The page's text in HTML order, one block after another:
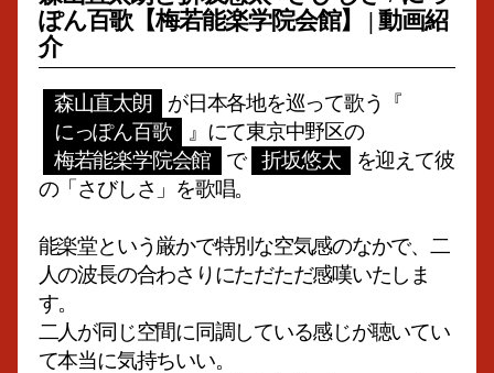
ぽん百歌【梅若能楽学院会館】 | 動画紹
介
森山直太朗
が日本各地を巡って歌う『
にっぽん百歌
』にて東京中野区の
梅若能楽学院会館
で 折坂悠太
を迎えて彼
の「さびしさ」を歌唱。
能楽堂という厳かで特別な空気感のなかで、二
人の波長の合わさりにただただ感嘆いたしま
す。
二人が同じ空間に同調している感じが聴いてい
て本当に気持ちいい。